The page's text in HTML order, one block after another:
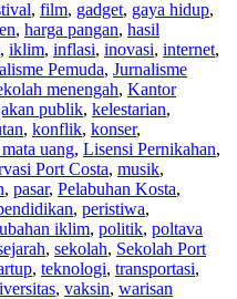
, film, gadget, gaya hidup,
, harga pangan, hasil
, iklim, inflasi, inovasi, internet,
Pemuda, Jurnalisme
menengah, Kantor
publik, kelestarian,
, konflik, konser,
uang, Lisensi Pernikahan,
Port Costa, musik,
, pasar, Pelabuhan Kosta,
, peristiwa,
iklim, politik, poltava
, sekolah, Sekolah Port
, teknologi, transportasi,
, vaksin, warisan